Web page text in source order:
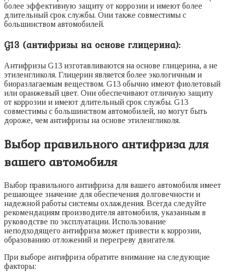
более эффективную защиту от коррозии и имеют более
длительный срок службы. Они также совместимы с
большинством автомобилей.
G13 (антифризы на основе глицерина):
Антифризы G13 изготавливаются на основе глицерина, а не
этиленгликоля. Глицерин является более экологичным и
биоразлагаемым веществом. G13 обычно имеют фиолетовый
или оранжевый цвет. Они обеспечивают отличную защиту
от коррозии и имеют длительный срок службы. G13
совместимы с большинством автомобилей, но могут быть
дороже, чем антифризы на основе этиленгликоля.
Выбор правильного антифриза для
вашего автомобиля
Выбор правильного антифриза для вашего автомобиля имеет
решающее значение для обеспечения долговечности и
надежной работы системы охлаждения. Всегда следуйте
рекомендациям производителя автомобиля, указанным в
руководстве по эксплуатации. Использование
неподходящего антифриза может привести к коррозии,
образованию отложений и перегреву двигателя.
При выборе антифриза обратите внимание на следующие
факторы: